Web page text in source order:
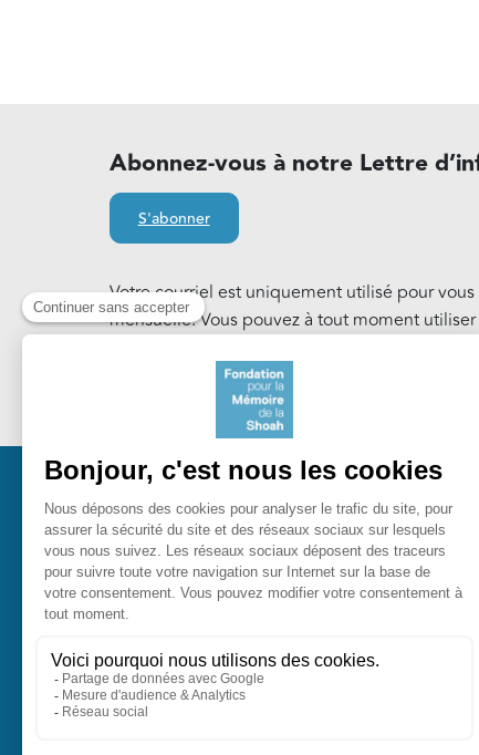
Abonnez-vous à notre Lettre
S'abonner
Votre courriel est uniquement utilisé pour
mensuelle. Vous pouvez à tout moment
notre Lettre d'information. En savoir plus sur
Fondation pour la Mémoire de la
Shoah
Tél. 01 53 42 63 10
Les